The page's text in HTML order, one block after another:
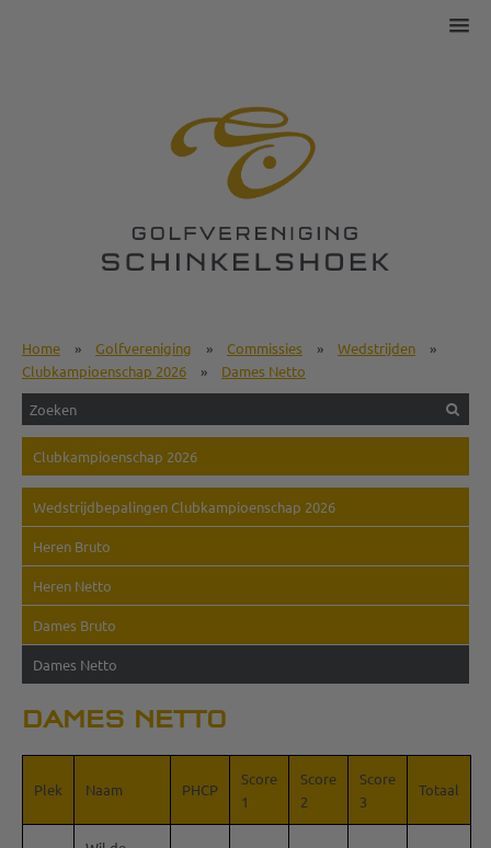
Home » Golfvereniging » Commissies » Wedstrijden
»
Clubkampioenschap 2026
» Dames Netto
Clubkampioenschap 2026
Wedstrijdbepalingen Clubkampioenschap 2026
Heren Bruto
Heren Netto
Dames Bruto
Dames Netto
DAMES NETTO
Plek Naam PHCP
Score
1
Score
2
Score
3
Totaal